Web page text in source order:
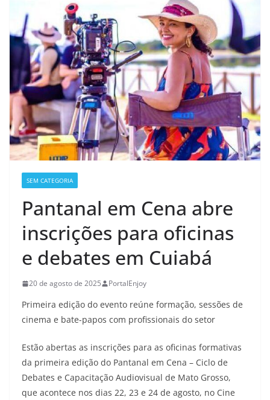
SEM CATEGORIA
Pantanal em Cena abre
inscrições para oficinas
e debates em Cuiabá
20 de agosto de 2025 PortalEnjoy
Primeira edição do evento reúne formação, sessões de
cinema e bate-papos com profissionais do setor
Estão abertas as inscrições para as oficinas formativas
da primeira edição do Pantanal em Cena – Ciclo de
Debates e Capacitação Audiovisual de Mato Grosso,
que acontece nos dias 22, 23 e 24 de agosto, no Cine